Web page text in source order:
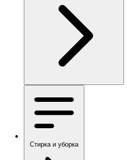
Стирка и уборка